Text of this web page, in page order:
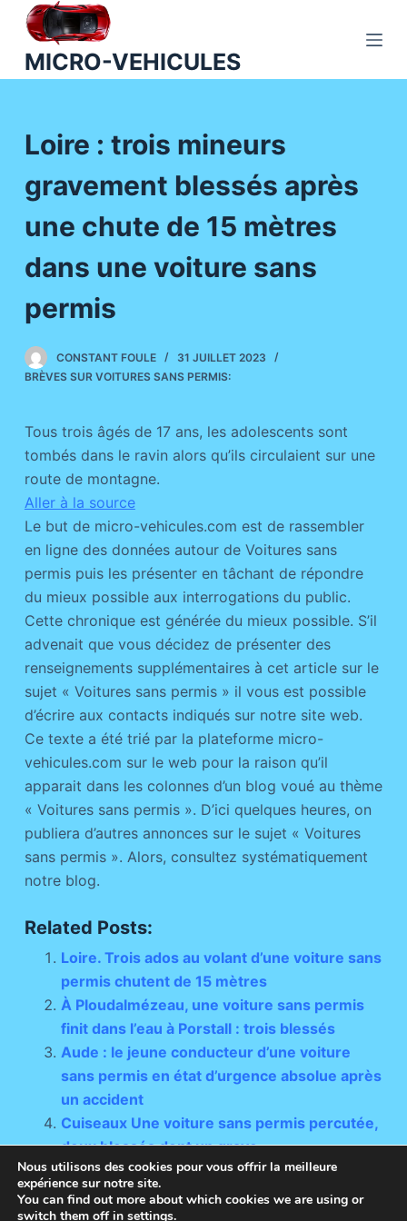
P
u
o
e
n
u
MICRO-VEHICULES
Loire : trois mineurs
gravement blessés après
une chute de 15 mètres
dans une voiture sans
permis
CONSTANT FOULE
31 JUILLET 2023
BRÈVES SUR VOITURES SANS PERMIS:
Tous trois âgés de 17 ans, les adolescents sont
tombés dans le ravin alors qu’ils circulaient sur une
route de montagne.
Aller à la source
Le but de micro-vehicules.com est de rassembler
en ligne des données autour de Voitures sans
permis puis les présenter en tâchant de répondre
du mieux possible aux interrogations du public.
Cette chronique est générée du mieux possible. S’il
advenait que vous décidez de présenter des
renseignements supplémentaires à cet article sur le
sujet « Voitures sans permis » il vous est possible
d’écrire aux contacts indiqués sur notre site web.
Ce texte a été trié par la plateforme micro-
vehicules.com sur le web pour la raison qu’il
apparait dans les colonnes d’un blog voué au thème
« Voitures sans permis ». D’ici quelques heures, on
publiera d’autres annonces sur le sujet « Voitures
sans permis ». Alors, consultez systématiquement
notre blog.
Related Posts:
Loire. Trois ados au volant d’une voiture sans
permis chutent de 15 mètres
À Ploudalmézeau, une voiture sans permis
finit dans l’eau à Porstall : trois blessés
Aude : le jeune conducteur d’une voiture
sans permis en état d’urgence absolue après
un accident
Cuiseaux Une voiture sans permis percutée,
deux blessés dont un grave
Nous utilisons des cookies pour vous offrir la meilleure
expérience sur notre site.
You can find out more about which cookies we are using or
switch them off in settings.